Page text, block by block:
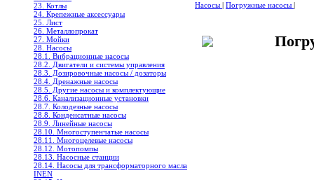
23. Котлы
24. Крепежные аксессуары
25. Лист
26. Металлопрокат
27. Мойки
28. Насосы
28.1. Вибрационные насосы
28.2. Двигатели и системы управления
28.3. Дозировочные насосы / дозаторы
28.4. Дренажные насосы
28.5. Другие насосы и комплектующие
28.6. Канализационные установки
28.7. Колодезные насосы
28.8. Конденсатные насосы
28.9. Линейные насосы
28.10. Многоступенчатые насосы
28.11. Многоцелевые насосы
28.12. Мотопомпы
28.13. Насосные станции
28.14. Насосы для трансформаторного масла
INEN
Насосы | Погружные насосы |